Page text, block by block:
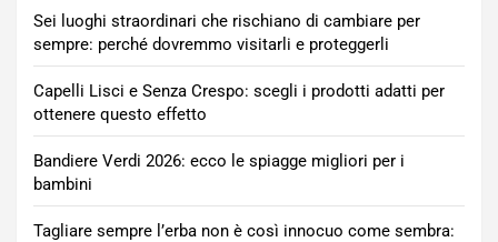
Sei luoghi straordinari che rischiano di cambiare per
sempre: perché dovremmo visitarli e proteggerli
Capelli Lisci e Senza Crespo: scegli i prodotti adatti per
ottenere questo effetto
Bandiere Verdi 2026: ecco le spiagge migliori per i
bambini
Tagliare sempre l’erba non è così innocuo come sembra: